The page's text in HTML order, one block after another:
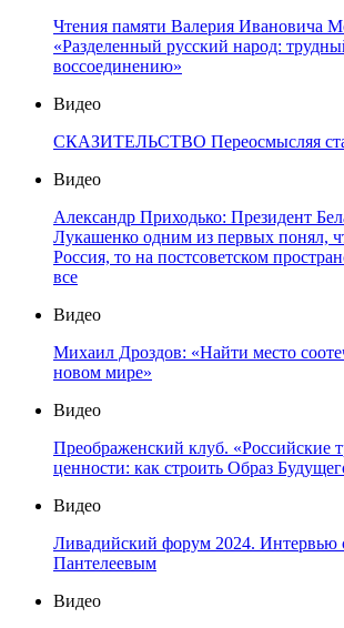
Чтения памяти Валерия Ивановича
«Разделенный русский народ:
воссоединению»
Видео
СКАЗИТЕЛЬСТВО Переосмысляя
Видео
Александр Приходько: Президент
Лукашенко одним из первых понял,
Россия, то на постсоветском
все
Видео
Михаил Дроздов: «Найти место
новом мире»
Видео
Преображенский клуб. «Российские
ценности: как строить Образ
Видео
Ливадийский форум 2024. Интервью
Пантелеевым
Видео